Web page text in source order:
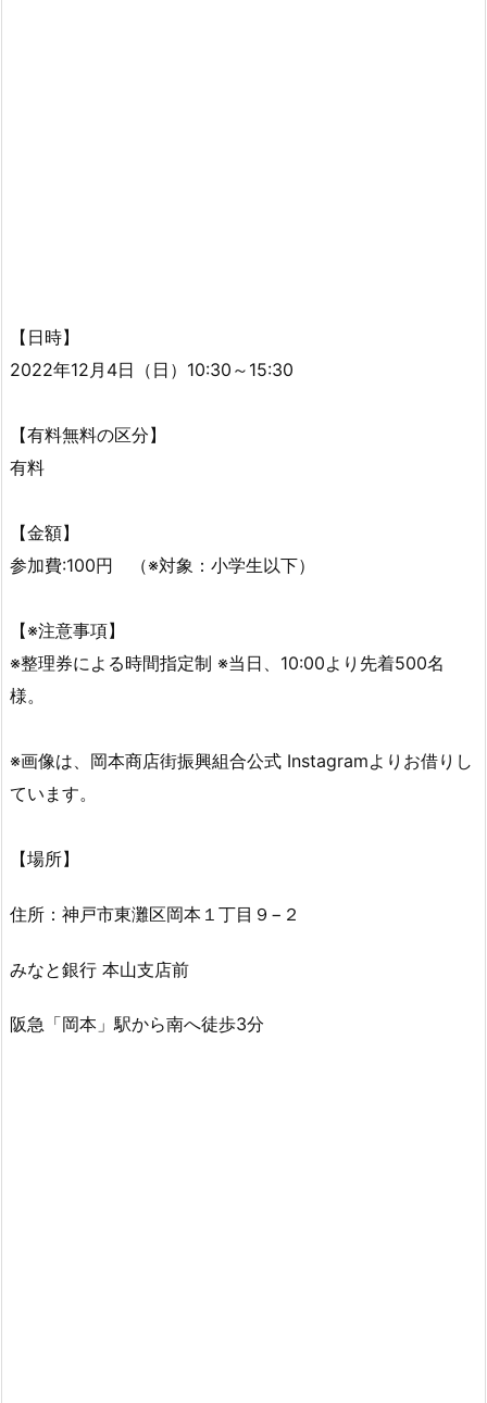
【日時】
2022年12月4日（日）10:30～15:30
【有料無料の区分】
有料
【金額】
参加費:100円 （※対象：小学生以下）
【※注意事項】
※整理券による時間指定制 ※当日、10:00より先着500名
様。
※画像は、岡本商店街振興組合公式 Instagramよりお借りし
ています。
【場所】
住所：神戸市東灘区岡本１丁目９−２
みなと銀行 本山支店前
阪急「岡本」駅から南へ徒歩3分